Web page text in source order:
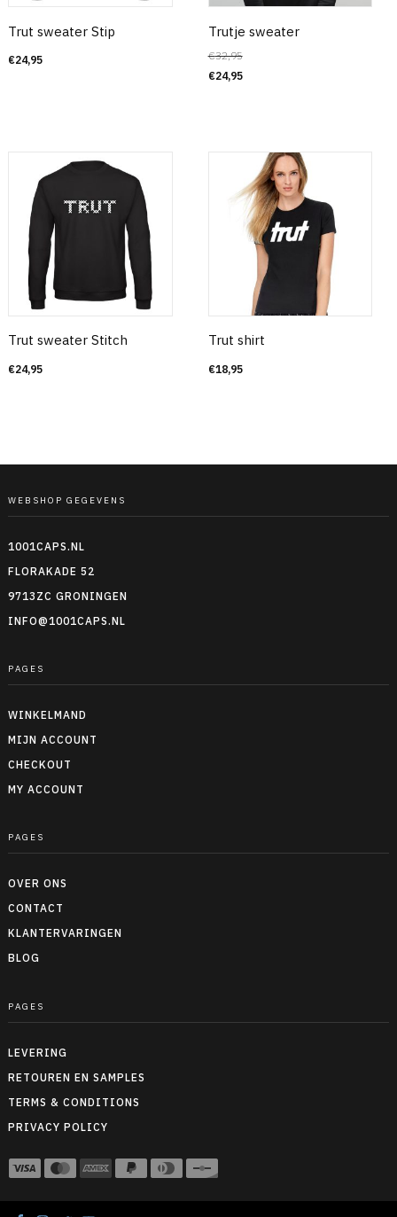
Trut sweater Stip
€24,95
Trutje sweater
€32,95
€24,95
Trut sweater Stitch
€24,95
Trut shirt
€18,95
WEBSHOP GEGEVENS
1001CAPS.NL
FLORAKADE 52
9713ZC GRONINGEN
INFO@1001CAPS.NL
PAGES
WINKELMAND
MIJN ACCOUNT
CHECKOUT
MY ACCOUNT
PAGES
OVER ONS
CONTACT
KLANTERVARINGEN
BLOG
PAGES
LEVERING
RETOUREN EN SAMPLES
TERMS & CONDITIONS
PRIVACY POLICY